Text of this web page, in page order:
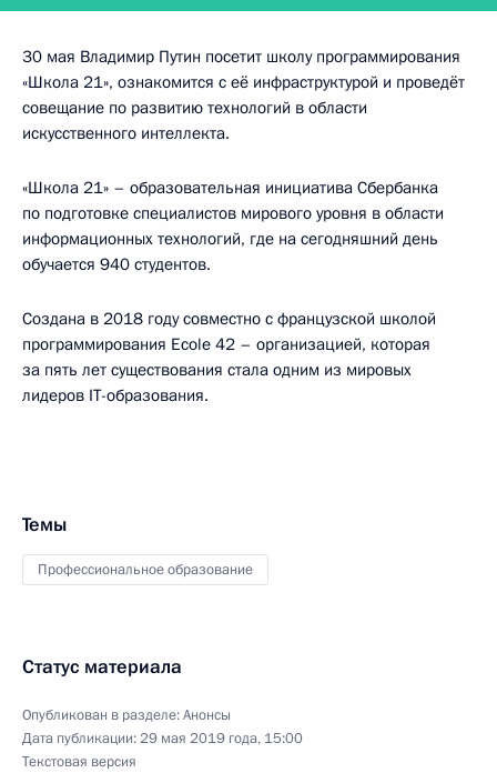
30 мая Владимир Путин посетит школу программирования
«Школа 21», ознакомится с её инфраструктурой и проведёт
совещание по развитию технологий в области
искусственного интеллекта.
«Школа 21» – образовательная инициатива Сбербанка
по подготовке специалистов мирового уровня в области
информационных технологий, где на сегодняшний день
обучается 940 студентов.
Создана в 2018 году совместно с французской школой
программирования Ecole 42 – организацией, которая
за пять лет существования стала одним из мировых
лидеров IT-образования.
Темы
Профессиональное образование
Статус материала
Опубликован в разделе:Анонсы
Дата публикации:29 мая 2019 года, 15:00
Текстовая версия